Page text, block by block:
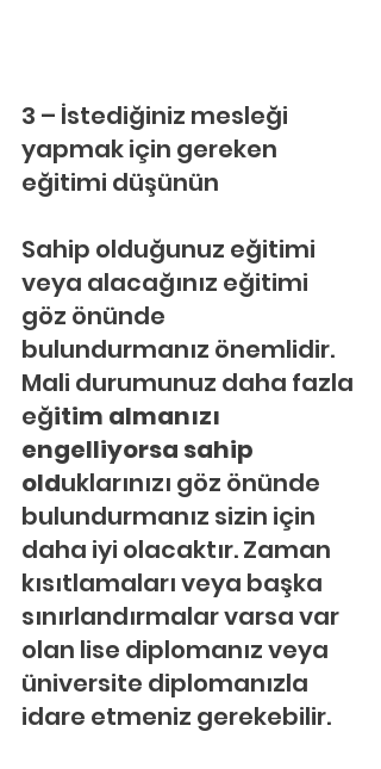
3 – İstediğiniz mesleği
yapmak için gereken
eğitimi düşünün
Sahip olduğunuz eğitimi
veya alacağınız eğitimi
göz önünde
bulundurmanız önemlidir.
Mali durumunuz daha fazla
eğitim almanızı
engelliyorsa sahip
olduklarınızı göz önünde
bulundurmanız sizin için
daha iyi olacaktır. Zaman
kısıtlamaları veya başka
sınırlandırmalar varsa var
olan lise diplomanız veya
üniversite diplomanızla
idare etmeniz gerekebilir.